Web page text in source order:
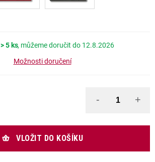
> 5 ks
12.8.2026
Možnosti doručení
VLOŽIT DO KOŠÍKU